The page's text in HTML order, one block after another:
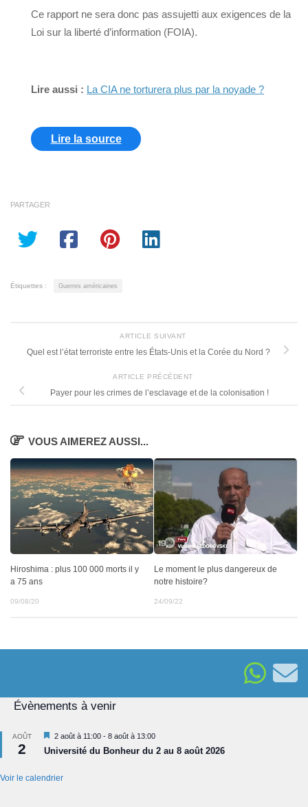
Ce rapport ne sera donc pas assujetti aux exigences de la
Loi sur la liberté d’information (FOIA).
Lire aussi : La CIA ne torturera plus par la noyade ?
Lire la source
PARTAGER
Étiquettes : Guerres américaines
ARTICLE SUIVANT
Quel est l’état terroriste entre les États-Unis et la Corée du Nord ?
ARTICLE PRÉCÉDENT
Payer pour les crimes de l’esclavage et de la colonisation !
VOUS AIMEREZ AUSSI...
Hiroshima : plus 100 000 morts il y
a 75 ans
09/08/20
Le moment le plus dangereux de
notre histoire?
24/09/22
Évènements à venir
AOÛT
2
Mis
en
avant
2 août à 11:00 - 8 août à 13:00
Université du Bonheur du 2 au 8 août 2026
Voir le calendrier